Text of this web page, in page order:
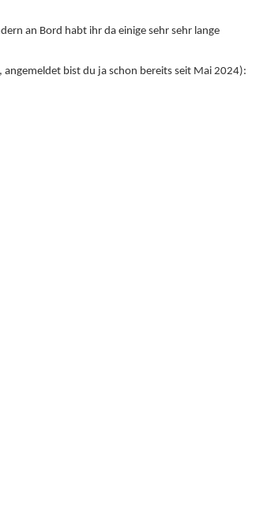
an Bord habt ihr da einige sehr sehr lange
bist du ja schon bereits seit Mai 2024):